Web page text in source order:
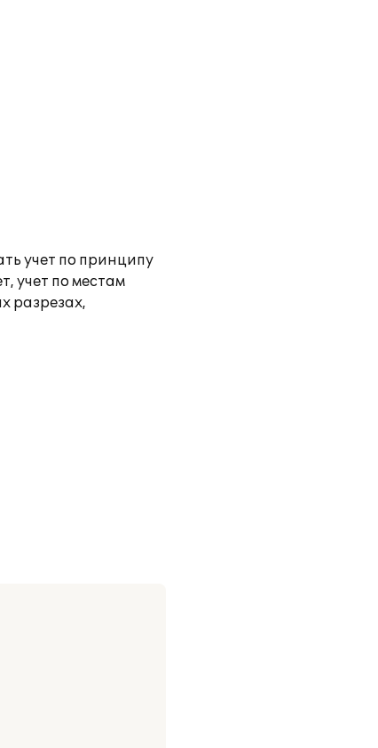
учет по принципу
учет по местам
разрезах,